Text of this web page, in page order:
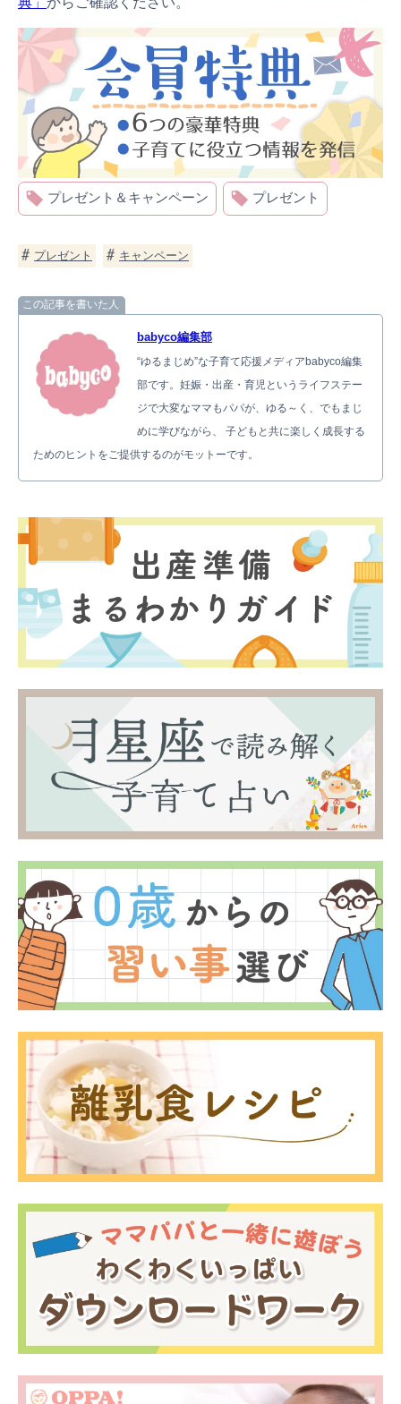
プレゼント＆キャンペーン プレゼント
プレゼント キャンペーン
この記事を書いた人
babyco編集部
“ゆるまじめ”な子育て応援メディアbabyco編集
部です。妊娠・出産・育児というライフステー
ジで大変なママもパパが、ゆる～く、でもまじ
めに学びながら、 子どもと共に楽しく成長する
ためのヒントをご提供するのがモットーです。